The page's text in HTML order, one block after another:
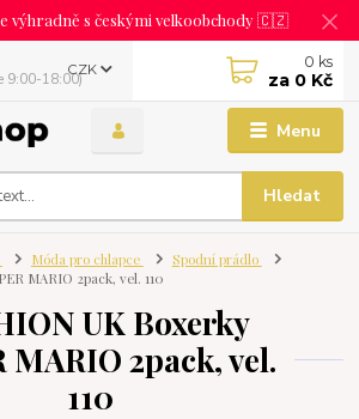
výhradně s českými velkoobchody 🇨🇿
Menu
CZK
Hledat
9:00-18:00)
0 ks
za 0 Kč
Móda pro chlapce
Spodní prádlo
MARIO 2pack, vel. 110
UK Boxerky
MARIO 2pack, vel.
110